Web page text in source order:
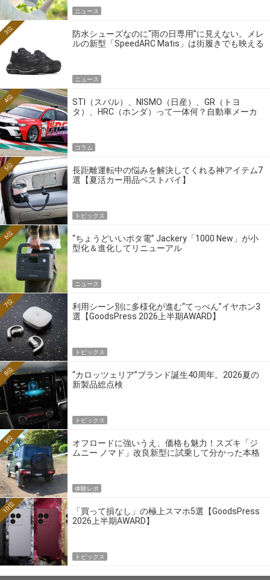
ニュース
防水シューズなのに“雨の日専用”に見えない。メレ
ルの新型「SpeedARC Matis」は街履きでも映える
3位
ニュース
STI（スバル）、NISMO（日産）、GR（トヨ
タ）、HRC（ホンダ）って一体何？自動車メーカ
4位
コラム
長距離運転中の悩みを解決してくれる神アイテム7
選【夏活カー用品ベストバイ】
5位
トピックス
“ちょうどいいポタ電” Jackery「1000 New」が小
型化＆進化してリニューアル
6位
ニュース
利用シーン別に多様化が進む“てっぺん”イヤホン3
選【GoodsPress 2026上半期AWARD】
7位
トピックス
“カロッツェリア”ブランド誕生40周年。2026夏の
新製品総点検
8位
トピックス
オフロードに強いうえ、価格も魅力！スズキ「ジ
ムニー ノマド」改良新型に試乗して分かった本格
9位
体験レポ
「買って損なし」の極上スマホ5選【GoodsPress
2026上半期AWARD】
10位
トピックス